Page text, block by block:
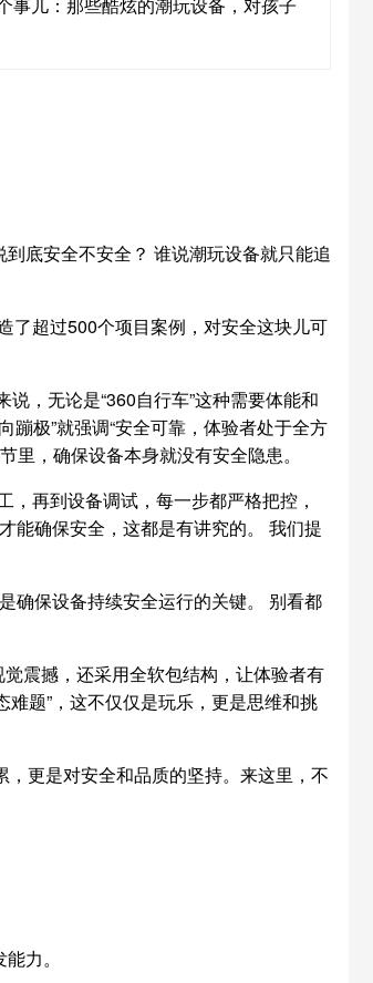
底安全不安全？ 谁说潮玩设备就只能追
了超过500个项目案例，对安全这块儿可
，无论是“360自行车”这种需要体能和
蹦极”就强调“安全可靠，体验者处于全方
，确保设备本身就没有安全隐患。
再到设备调试，每一步都严格把控，
能确保安全，这都是有讲究的。 我们提
确保设备持续安全运行的关键。 别看都
震撼，还采用全软包结构，让体验者有
题”，这不仅仅是玩乐，更是思维和挑
更是对安全和品质的坚持。来这里，不
力。